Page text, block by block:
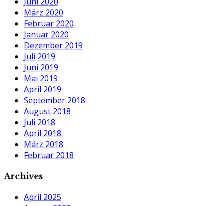
März 2020
Februar 2020
Januar 2020
Dezember 2019
Juli 2019
Juni 2019
Mai 2019
April 2019
September 2018
August 2018
Juli 2018
April 2018
März 2018
Februar 2018
Archives
April 2025